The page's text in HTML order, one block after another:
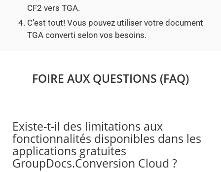
CF2 vers TGA.
C’est tout! Vous pouvez utiliser votre document
TGA converti selon vos besoins.
FOIRE AUX QUESTIONS (FAQ)
Existe-t-il des limitations aux
fonctionnalités disponibles dans les
applications gratuites
GroupDocs.Conversion Cloud ?